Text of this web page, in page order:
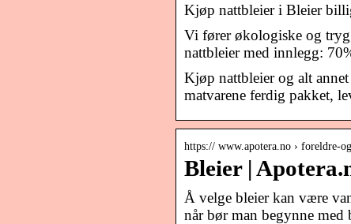
Kjøp nattbleier i Bleier
Vi fører økologiske og
nattbleier med innlegg:
Kjøp nattbleier og alt
matvarene ferdig pakket,
https:// www.apotera.no › foreldre-
Bleier |
Å velge bleier kan være
når bør man begynne